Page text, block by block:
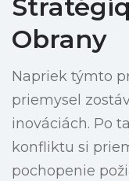
Obrany
Napriek týmto
priemysel
inováciách. Po
konfliktu si
pochopenie